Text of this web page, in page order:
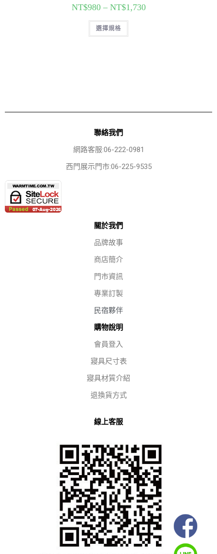
NT$980– NT$1,730
選擇規格
聯絡我們
網路客服:06-222-0981
西門展示門市:06-225-9535
關於我們
品牌故事
商店簡介
門市資訊
專業訂製
民宿夥伴
購物說明
會員登入
寢具尺寸表
寢具材質介紹
退換貨方式
線上客服